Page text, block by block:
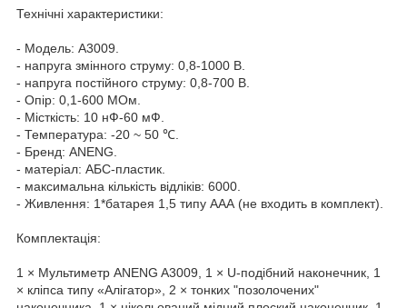
Технічні характеристики:
- Модель: A3009.
- напруга змінного струму: 0,8-1000 В.
- напруга постійного струму: 0,8-700 В.
- Опір: 0,1-600 МОм.
- Місткість: 10 нФ-60 мФ.
- Температура: -20 ~ 50 ℃.
- Бренд: ANENG.
- матеріал: АБС-пластик.
- максимальна кількість відліків: 6000.
- Живлення: 1*батарея 1,5 типу ААА (не входить в комплект).
Комплектація:
1 × Мультиметр ANENG A3009, 1 × U-подібний наконечник, 1
× кліпса типу «Алігатор», 2 × тонких "позолочених"